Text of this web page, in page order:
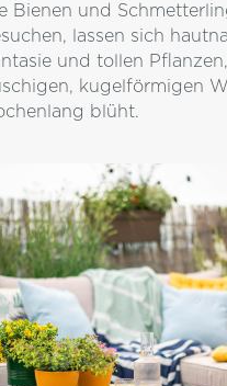
Bienen und
lassen sich
und tollen
kugelförmigen
blüht.